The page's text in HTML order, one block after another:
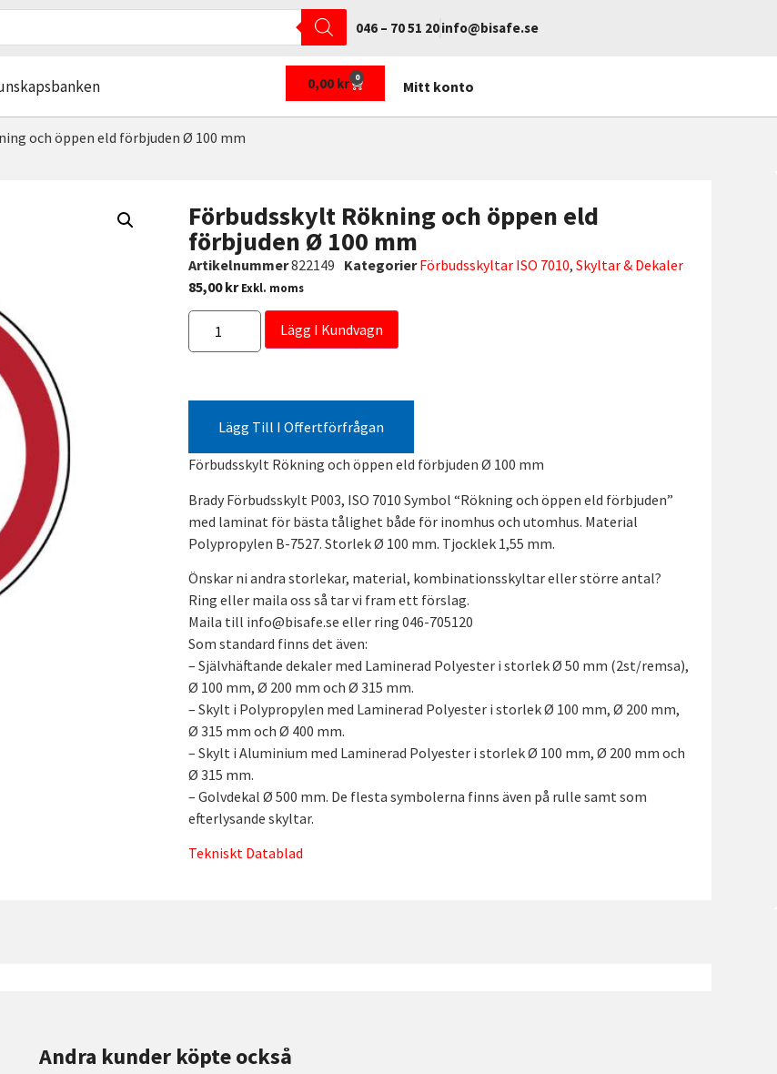
046 – 70 51 20info@bisafe.se
0,00 kr 0
Mitt konto
och öppen eld förbjuden Ø 100 mm
Förbudsskylt Rökning och öppen eld
förbjuden Ø 100 mm
Artikelnummer822149 Kategorier Förbudsskyltar ISO 7010, Skyltar & Dekaler
85,00kr Exkl. moms
Lägg I Kundvagn
Lägg Till I Offertförfrågan
Förbudsskylt Rökning och öppen eld förbjuden Ø 100 mm
Brady Förbudsskylt P003, ISO 7010 Symbol “Rökning och öppen eld förbjuden”
med laminat för bästa tålighet både för inomhus och utomhus. Material
Polypropylen B-7527. Storlek Ø 100 mm. Tjocklek 1,55 mm.
Önskar ni andra storlekar, material, kombinationsskyltar eller större antal?
Ring eller maila oss så tar vi fram ett förslag.
Maila till info@bisafe.se eller ring 046-705120
Som standard finns det även:
– Självhäftande dekaler med Laminerad Polyester i storlek Ø 50 mm (2st/remsa),
Ø 100 mm, Ø 200 mm och Ø 315 mm.
– Skylt i Polypropylen med Laminerad Polyester i storlek Ø 100 mm, Ø 200 mm,
Ø 315 mm och Ø 400 mm.
– Skylt i Aluminium med Laminerad Polyester i storlek Ø 100 mm, Ø 200 mm och
Ø 315 mm.
– Golvdekal Ø 500 mm. De flesta symbolerna finns även på rulle samt som
efterlysande skyltar.
Tekniskt Datablad
Andra kunder köpte också